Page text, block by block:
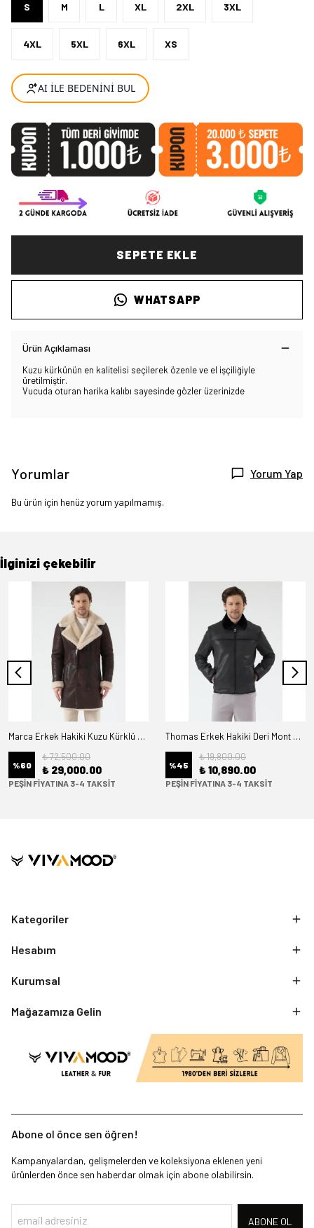
S M L XL 2XL 3XL
4XL 5XL 6XL XS
SEPETE EKLE
WHATSAPP
Ürün Açıklaması
Kuzu kürkünün en kalitelisi seçilerek özenle ve el işçiliğiyle
üretilmiştir.
Vucuda oturan harika kalıbı sayesinde gözler üzerinizde
Yorumlar Yorum Yap
Bu ürün için henüz yorum yapılmamış.
İlginizi çekebilir
Marca Erkek Hakiki Kuzu Kürklü Deri Kaban
%60
₺ 72,500.00
₺ 29,000.00
PEŞİN FİYATINA 3-4 TAKSİT
Thomas Erkek Hakiki Deri Mont Kürk Astarlı
%45
₺ 19,800.00
₺ 10,890.00
PEŞİN FİYATINA 3-4 TAKSİT
Kategoriler
Hesabım
Kurumsal
Mağazamıza Gelin
Abone ol önce sen öğren!
Kampanyalardan, gelişmelerden ve koleksiyona eklenen yeni
ürünlerden önce sen haberdar olmak için abone olabilirsin.
ABONE OL